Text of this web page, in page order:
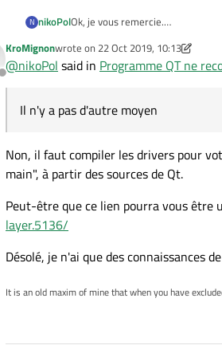
         not a plugin
QElfParser: '/home/
"'/home/root/
QElfParser: '/home/
         not a plugin
QElfParser: '/home/
         not a plugin
"'/home/root/
N nikoPolOk, je vous remercie.
Il n'y a pas d'autre moyen
EABI5 version 1
Offline
KroMignonwrote on 22 Oct 2019, 10:13
last edited by KroMignon
@nikoPol said in Programme QT ne
Il n'y a pas d'autre moyen
Non, il faut compiler les drivers pour
main", à partir des sources de Qt.
Peut-être que ce lien pourra vous être
layer.5136/
Désolé, je n'ai que des connaissances
It is an old maxim of mine that when you have